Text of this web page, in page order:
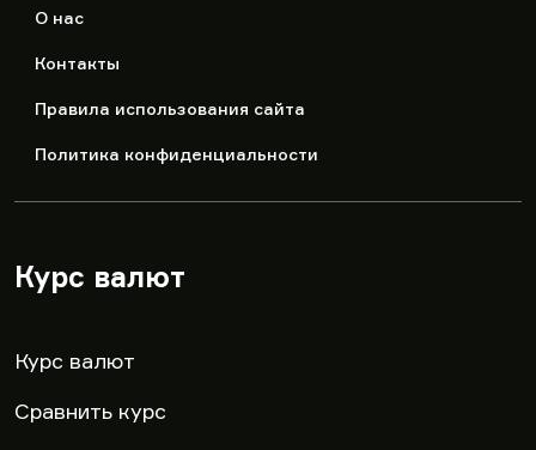
О нас
Контакты
Правила использования сайта
Политика конфиденциальности
Курс валют
Курс валют
Сравнить курс